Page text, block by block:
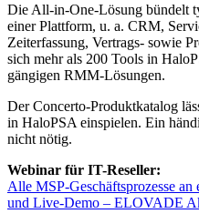
Die All-in-One-Lösung bündelt
einer Plattform, u. a. CRM,
Zeiterfassung, Vertrags- sowie
sich mehr als 200 Tools in
gängigen RMM-Lösungen.
Der Concerto-Produktkatalog
in HaloPSA einspielen. Ein
nicht nötig.
Webinar für IT-Reseller:
Alle MSP-Geschäftsprozesse
und Live-Demo – ELOVADE